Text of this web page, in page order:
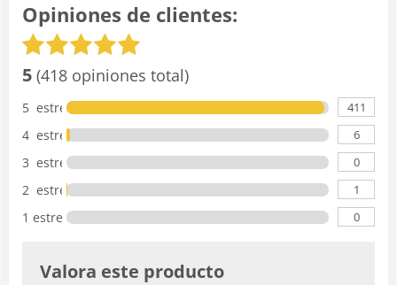
Opiniones de clientes:
5 (418 opiniones total)
5 estrellas 411
4 estrellas 6
3 estrellas 0
2 estrellas 1
1 estrella 0
Valora este producto